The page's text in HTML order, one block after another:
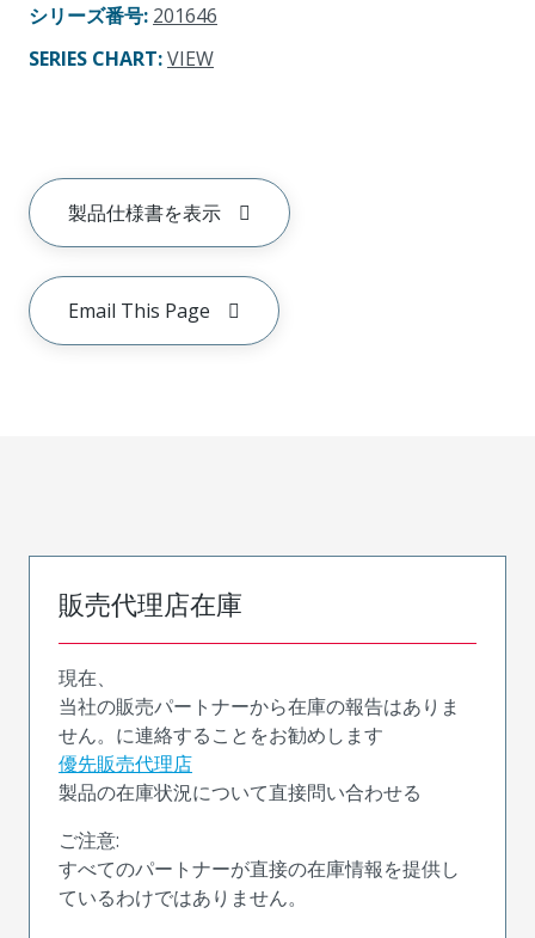
シリーズ番号: 201646
SERIES CHART:VIEW
製品仕様書を表示
Email This Page
販売代理店在庫
現在、
当社の販売パートナーから在庫の報告はありま
せん。に連絡することをお勧めします
優先販売代理店
製品の在庫状況について直接問い合わせる
ご注意:
すべてのパートナーが直接の在庫情報を提供し
ているわけではありません。